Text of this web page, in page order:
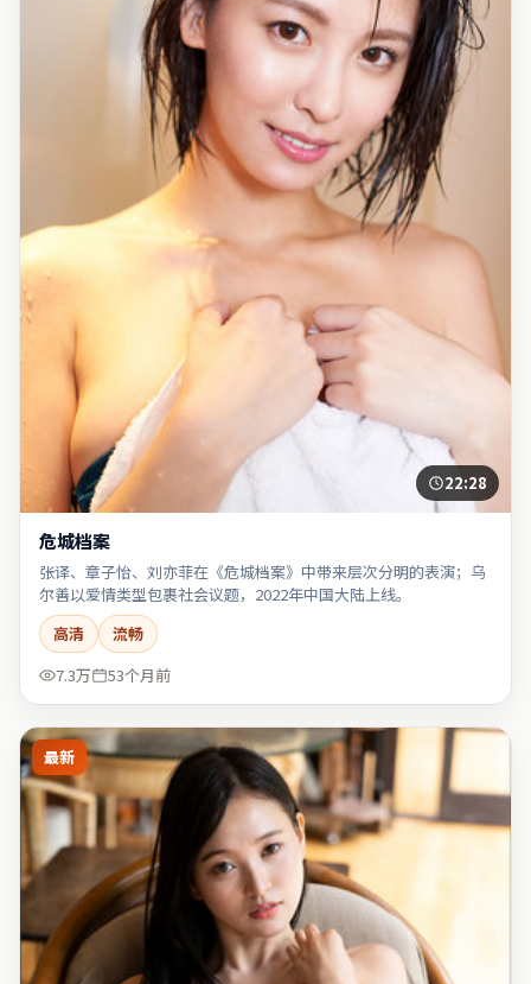
22:28
危城档案
张译、章子怡、刘亦菲在《危城档案》中带来层次分明的表演；乌
尔善以爱情类型包裹社会议题，2022年中国大陆上线。
高清
流畅
7.3万
53个月前
最新